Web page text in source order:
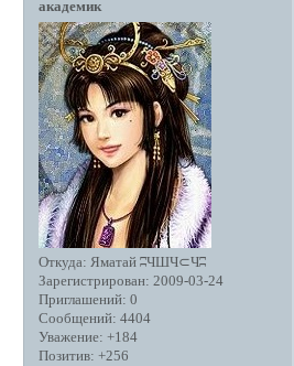
академик
Откуда: Яматай ʭЧШЧ⊂Чʭ
Зарегистрирован: 2009-03-24
Приглашений: 0
Сообщений: 4404
Уважение: +184
Позитив: +256